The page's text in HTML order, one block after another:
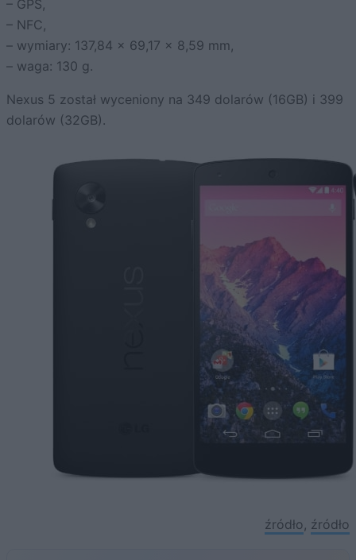
– GPS,
– NFC,
– wymiary: 137,84 x 69,17 x 8,59 mm,
– waga: 130 g.
Nexus 5 został wyceniony na 349 dolarów (16GB) i 399
dolarów (32GB).
źródło, źródło